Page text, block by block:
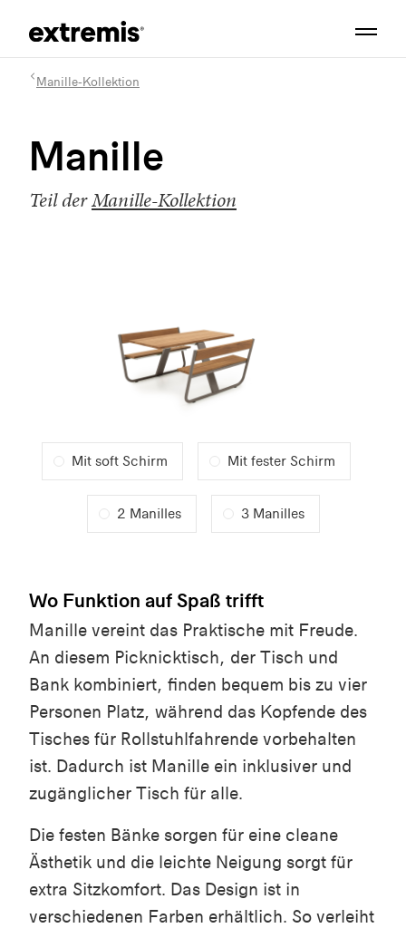
Manille-Kollektion
Manille
Teil derManille-Kollektion
Mit soft Schirm Mit fester Schirm
2 Manilles 3 Manilles
Wo Funktion auf Spaß trifft
Manille vereint das Praktische mit Freude.
An diesem Picknicktisch, der Tisch und
Bank kombiniert, finden bequem bis zu vier
Personen Platz, während das Kopfende des
Tisches für Rollstuhlfahrende vorbehalten
ist. Dadurch ist Manille ein inklusiver und
zugänglicher Tisch für alle.
Die festen Bänke sorgen für eine cleane
Ästhetik und die leichte Neigung sorgt für
extra Sitzkomfort. Das Design ist in
verschiedenen Farben erhältlich. So verleiht